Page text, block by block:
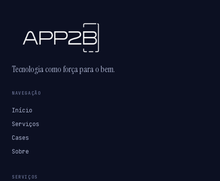
Tecnologia como força para o bem.
NAVEGAÇÃO
Início
Serviços
Cases
Sobre
SERVIÇOS